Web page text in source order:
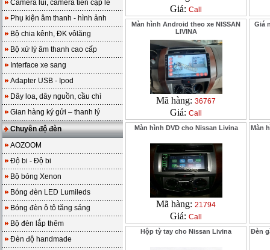
Camera lùi, camera tiến cập lề
Phụ kiện âm thanh - hình ảnh
Bộ chia kênh, ĐK vôlăng
Bộ xử lý âm thanh cao cấp
Interface xe sang
Adapter USB - Ipod
Dây loa, dây nguồn, cầu chì
Gian hàng ký gửi – thanh lý
Chuyên độ đèn
AOZOOM
Độ bi - Độ bi
Bộ bóng Xenon
Bóng đèn LED Lumileds
Bóng đèn ô tô tăng sáng
Bộ đèn lắp thêm
Đèn độ handmade
Giá: Call
Màn hình Android theo xe NISSAN
LIVINA
Mã hàng: 36767
Giá: Call
Giá
Màn hình DVD cho Nissan Livina
Mã hàng: 21794
Giá: Call
Màn
Hộp tỳ tay cho Nissan Livina Đèn